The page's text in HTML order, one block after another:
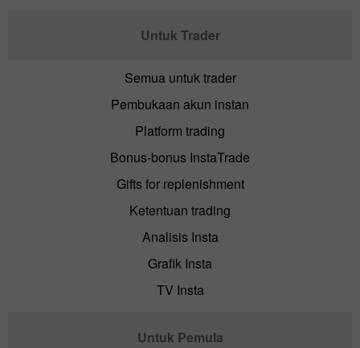
Untuk Trader
Semua untuk trader
Pembukaan akun instan
Platform trading
Bonus-bonus InstaTrade
Gifts for replenishment
Ketentuan trading
Analisis Insta
Grafik Insta
TV Insta
Untuk Pemula